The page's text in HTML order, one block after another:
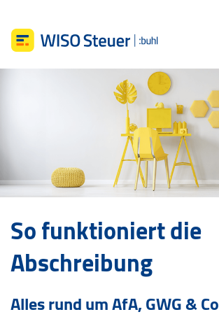
So funktioniert die
Abschreibung
Alles rund um AfA, GWG &